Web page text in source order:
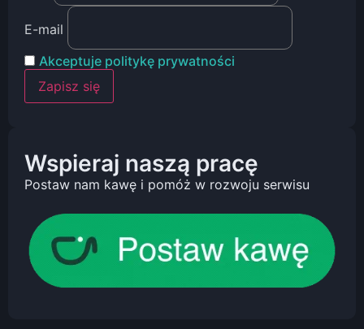
E-mail
Akceptuje politykę prywatności
Wspieraj naszą pracę
Postaw nam kawę i pomóż w rozwoju serwisu